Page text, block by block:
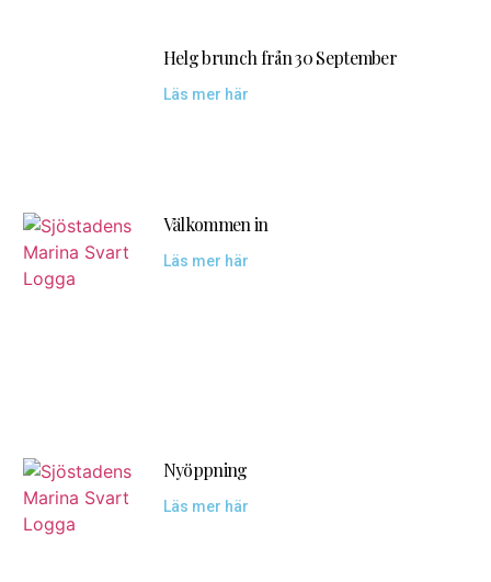
Helg brunch från 30 September
Läs mer här
Välkommen in
Läs mer här
Nyöppning
Läs mer här